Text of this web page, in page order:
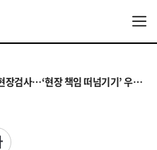
검사…‘현장 책임 떠넘기기’ 우려도
세도 수도권 중심으로 압박 커져
대…금융권은 소비자 보호 ‘숙제’